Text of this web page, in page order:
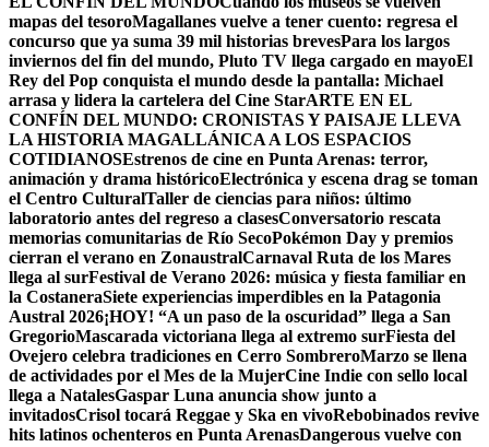
mapas del tesoroMagallanes vuelve a tener cuento: regresa el
concurso que ya suma 39 mil historias brevesPara los largos
inviernos del fin del mundo, Pluto TV llega cargado en mayoEl
Rey del Pop conquista el mundo desde la pantalla: Michael
arrasa y lidera la cartelera del Cine StarARTE EN EL
CONFÍN DEL MUNDO: CRONISTAS Y PAISAJE LLEVA
LA HISTORIA MAGALLÁNICA A LOS ESPACIOS
COTIDIANOSEstrenos de cine en Punta Arenas: terror,
animación y drama históricoElectrónica y escena drag se toman
el Centro CulturalTaller de ciencias para niños: último
laboratorio antes del regreso a clasesConversatorio rescata
memorias comunitarias de Río SecoPokémon Day y premios
cierran el verano en ZonaustralCarnaval Ruta de los Mares
llega al surFestival de Verano 2026: música y fiesta familiar en
la CostaneraSiete experiencias imperdibles en la Patagonia
Austral 2026¡HOY! “A un paso de la oscuridad” llega a San
GregorioMascarada victoriana llega al extremo surFiesta del
Ovejero celebra tradiciones en Cerro SombreroMarzo se llena
de actividades por el Mes de la MujerCine Indie con sello local
llega a NatalesGaspar Luna anuncia show junto a
invitadosCrisol tocará Reggae y Ska en vivoRebobinados revive
hits latinos ochenteros en Punta ArenasDangerous vuelve con